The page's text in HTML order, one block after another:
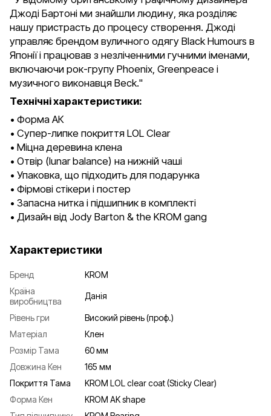
Джоді Бартоні ми знайшли людину, яка розділяє
нашу пристрасть до процесу створення. Джоді
управляє брендом вуличного одягу Black Humours в
Японії і працював з незліченними гучними іменами,
включаючи рок-групу Phoenix, Greenpeace і
музичного виконавця Beck."
Технічні характеристики:
• Форма АК
• Супер-липке покриття LOL Clear
• Міцна деревина клена
• Отвір (lunar balance) на нижній чаші
• Упаковка, що підходить для подарунка
• Фірмові стікери і постер
• Запасна нитка і підшипник в комплекті
• Дизайн від Jody Barton & the KROM gang
Характеристики
Бренд
KROM
Країна
виробництва
Данія
Рівень гри
Високий рівень (проф.)
Матеріал
Клен
Розмір Тама
60 мм
Довжина Кен
165 мм
Покриття Тама
KROM LOL clear coat (Sticky Clear)
Форма Кен
KROM AK shape